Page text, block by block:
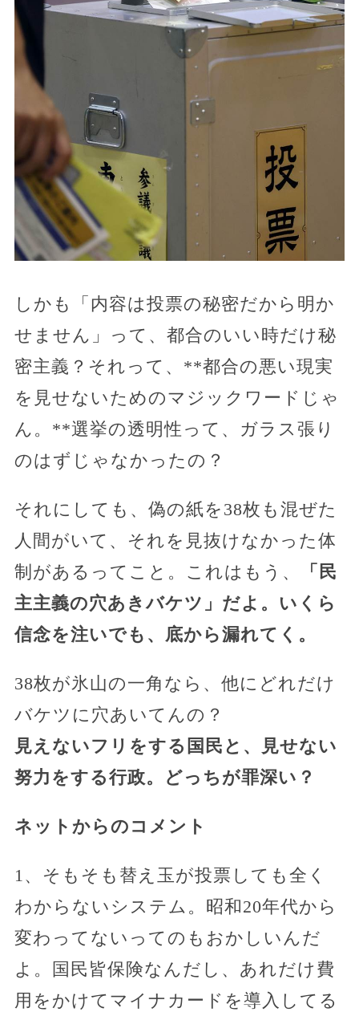
しかも「内容は投票の秘密だから明か
せません」って、都合のいい時だけ秘
密主義？それって、**都合の悪い現実
を見せないためのマジックワードじゃ
ん。**選挙の透明性って、ガラス張り
のはずじゃなかったの？
それにしても、偽の紙を38枚も混ぜた
人間がいて、それを見抜けなかった体
制があるってこと。これはもう、
「民
主主義の穴あきバケツ」だよ。いくら
信念を注いでも、底から漏れてく。
38枚が氷山の一角なら、他にどれだけ
バケツに穴あいてんの？
見えないフリをする国民と、見せない
努力をする行政。どっちが罪深い？
ネットからのコメント
1、そもそも替え玉が投票しても全く
わからないシステム。昭和20年代から
変わってないってのもおかしいんだ
よ。国民皆保険なんだし、あれだけ費
用をかけてマイナカードを導入してる